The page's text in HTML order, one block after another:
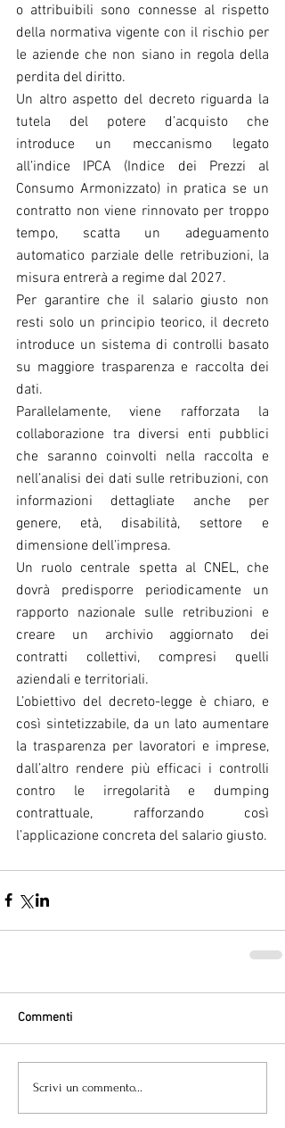
o attribuibili sono connesse al rispetto
della normativa vigente con il rischio per
le aziende che non siano in regola della
perdita del diritto.
Un altro aspetto del decreto riguarda la
tutela del potere d’acquisto che
introduce un meccanismo legato
all’indice IPCA (Indice dei Prezzi al
Consumo Armonizzato) in pratica se un
contratto non viene rinnovato per troppo
tempo, scatta un adeguamento
automatico parziale delle retribuzioni, la
misura entrerà a regime dal 2027.
Per garantire che il salario giusto non
resti solo un principio teorico, il decreto
introduce un sistema di controlli basato
su maggiore trasparenza e raccolta dei
dati.
Parallelamente, viene rafforzata la
collaborazione tra diversi enti pubblici
che saranno coinvolti nella raccolta e
nell’analisi dei dati sulle retribuzioni, con
informazioni dettagliate anche per
genere, età, disabilità, settore e
dimensione dell’impresa.
Un ruolo centrale spetta al CNEL, che
dovrà predisporre periodicamente un
rapporto nazionale sulle retribuzioni e
creare un archivio aggiornato dei
contratti collettivi, compresi quelli
aziendali e territoriali.
L’obiettivo del decreto-legge è chiaro, e
così sintetizzabile, da un lato aumentare
la trasparenza per lavoratori e imprese,
dall’altro rendere più efficaci i controlli
contro le irregolarità e dumping
contrattuale, rafforzando così
l’applicazione concreta del salario giusto.
Commenti
Scrivi un commento...